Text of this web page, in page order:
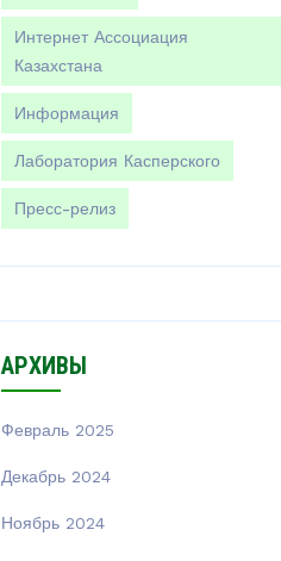
Интернет Ассоциация
Казахстана
Информация
Лаборатория Касперского
Пресс-релиз
АРХИВЫ
Февраль 2025
Декабрь 2024
Ноябрь 2024